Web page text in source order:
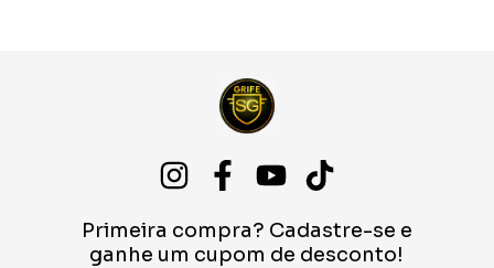
Primeira compra? Cadastre-se e
ganhe um cupom de desconto!